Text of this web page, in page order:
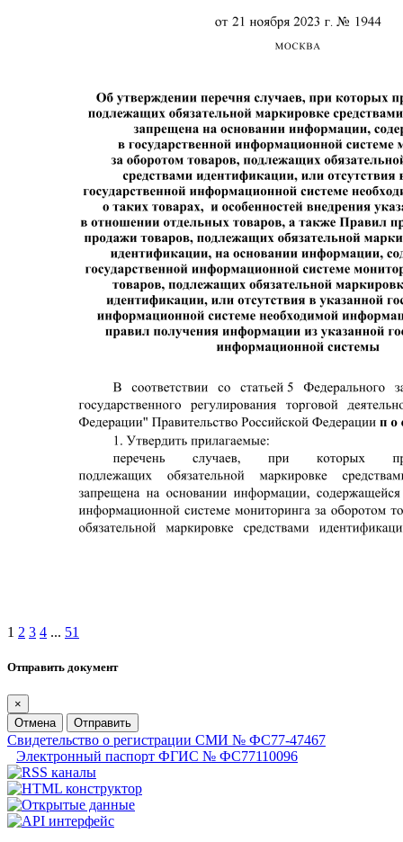
1 2 3 4 ... 51
Отправить документ
×
Отмена
Отправить
Свидетельство о регистрации СМИ № ФС77-47467
Электронный паспорт ФГИС № ФС77110096